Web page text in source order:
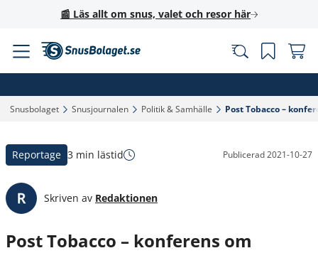
📰 Läs allt om snus, valet och resor här
Snusbolaget‎ Snusjournalen‎ Politik & Samhälle‎ Post Tobacco –
Reportage 3 min lästid Publicerad2021-10-27
Skriven av Redaktionen
Post Tobacco – konferens om